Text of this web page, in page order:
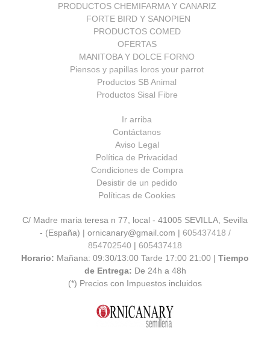
PRODUCTOS CHEMIFARMA Y CANARIZ
FORTE BIRD Y SANOPIEN
PRODUCTOS COMED
OFERTAS
MANITOBA Y DOLCE FORNO
Piensos y papillas loros your parrot
Productos SB Animal
Productos Sisal Fibre
Ir arriba
Contáctanos
Aviso Legal
Política de Privacidad
Condiciones de Compra
Desistir de un pedido
Políticas de Cookies
C/ Madre maria teresa n 77, local - 41005 SEVILLA, Sevilla
- (España) | ornicanary@gmail.com | 605437418 /
854702540 | 605437418
Horario: Mañana: 09:30/13:00 Tarde 17:00 21:00 | Tiempo
de Entrega: De 24h a 48h
(*) Precios con Impuestos incluidos